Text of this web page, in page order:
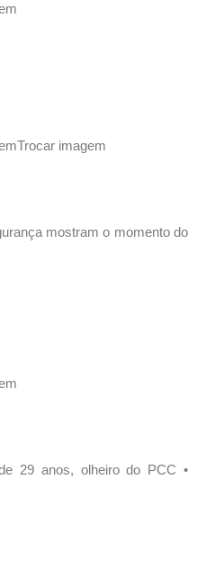
Trocar imagem
mostram o momento do
29 anos, olheiro do PCC •